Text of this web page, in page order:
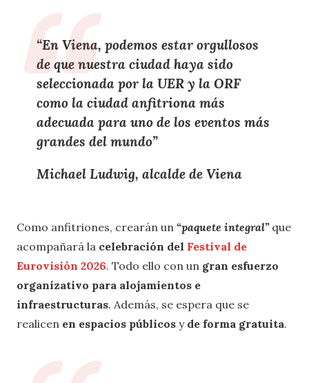
“En Viena, podemos estar orgullosos
de que nuestra ciudadhaya sido
seleccionada por la UER y la ORF
como la ciudad anfitrionamás
adecuada para uno de los eventos más
grandes del mundo”
Michael Ludwig, alcalde de Viena
Como anfitriones, crearán un “paquete integral”que
acompañará la celebración del Festival de
Eurovisión 2026. Todo ello con un gran esfuerzo
organizativo para alojamientos e
infraestructuras. Además, se espera que se
realicen en espacios públicos y de forma gratuita.